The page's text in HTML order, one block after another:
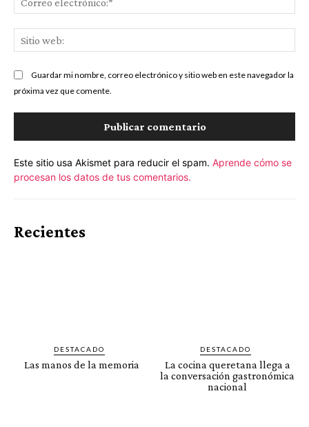
Guardar mi nombre, correo electrónico y sitio web en este navegador la
próxima vez que comente.
Este sitio usa Akismet para reducir el spam. Aprende cómo se
procesan los datos de tus comentarios.
Recientes
DESTACADO
Las manos de la memoria
DESTACADO
La cocina queretana llega a
la conversación gastronómica
nacional